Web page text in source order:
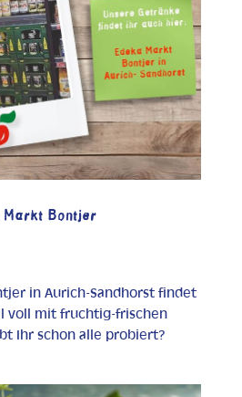
Markt Bontjer
in Aurich-Sandhorst findet
voll mit fruchtig-frischen
Ihr schon alle probiert?